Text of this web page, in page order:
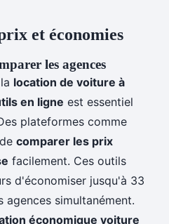
et économies
les agences
location de voiture à
en ligne est essentiel
plateformes comme
comparer les prix
facilement. Ces outils
d'économiser jusqu'à 33
agences simultanément.
économique voiture